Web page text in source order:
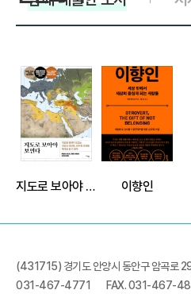
>
지도로 보아야 보인다
>
이향인
(431715) 경기도 안양시 동안구 암곡로
031-467-4771
FAX. 031-467-